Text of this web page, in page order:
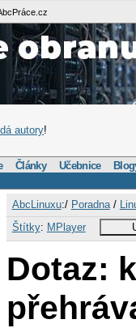
autory!
Články Učebnice
AbcLinuxu:/ Poradna/
Štítky: MPlayer
Dotaz: